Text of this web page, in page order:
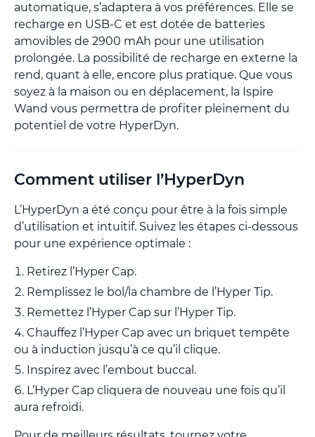
automatique, s’adaptera à vos préférences. Elle se
recharge en USB-C et est dotée de batteries
amovibles de 2900 mAh pour une utilisation
prolongée. La possibilité de recharge en externe la
rend, quant à elle, encore plus pratique. Que vous
soyez à la maison ou en déplacement, la Ispire
Wand vous permettra de profiter pleinement du
potentiel de votre HyperDyn.
Comment utiliser l’HyperDyn
L’HyperDyn a été conçu pour être à la fois simple
d’utilisation et intuitif. Suivez les étapes ci-dessous
pour une expérience optimale :
Retirez l’Hyper Cap.
Remplissez le bol/la chambre de l’Hyper Tip.
Remettez l’Hyper Cap sur l’Hyper Tip.
Chauffez l’Hyper Cap avec un briquet tempête
ou à induction jusqu’à ce qu’il clique.
Inspirez avec l’embout buccal.
L’Hyper Cap cliquera de nouveau une fois qu’il
aura refroidi.